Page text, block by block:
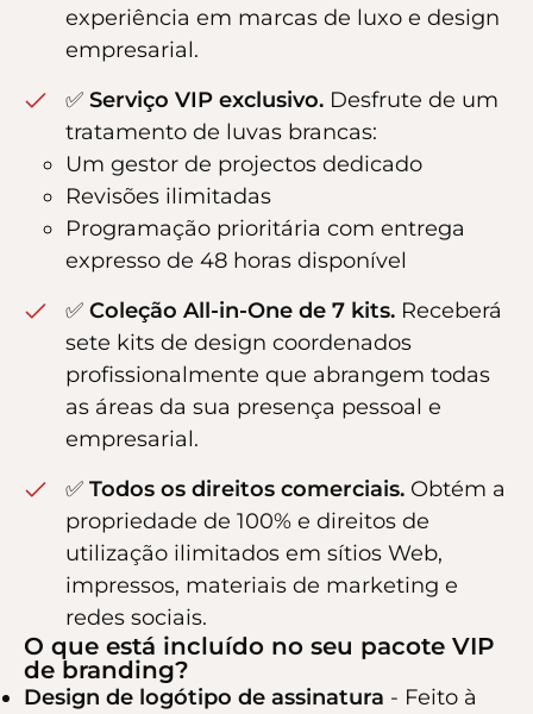
experiência em marcas de luxo e design
empresarial.
✅ Serviço VIP exclusivo. Desfrute de um
tratamento de luvas brancas:
Um gestor de projectos dedicado
Revisões ilimitadas
Programação prioritária com entrega
expresso de 48 horas disponível
✅ Coleção All-in-One de 7 kits. Receberá
sete kits de design coordenados
profissionalmente que abrangem todas
as áreas da sua presença pessoal e
empresarial.
✅ Todos os direitos comerciais. Obtém a
propriedade de 100% e direitos de
utilização ilimitados em sítios Web,
impressos, materiais de marketing e
redes sociais.
O que está incluído no seu pacote VIP
de branding?
Design de logótipo de assinatura - Feito à